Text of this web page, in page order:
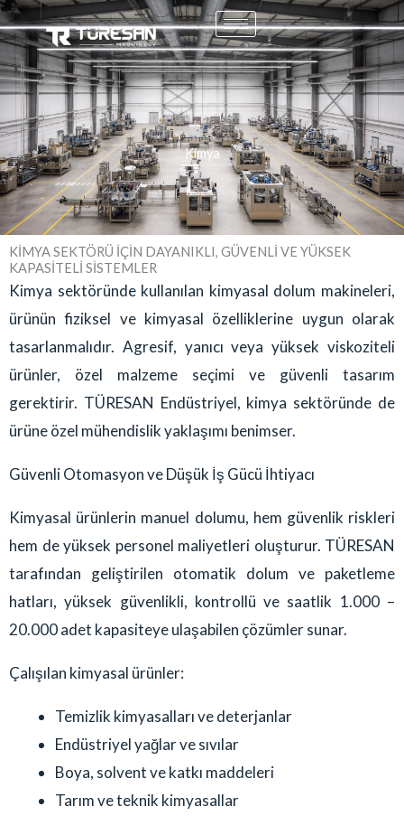
İçeriğe
atla
Kimya
KİMYA SEKTÖRÜ İÇİN DAYANIKLI, GÜVENLİ VE YÜKSEK
KAPASİTELİ SİSTEMLER
Kimya sektöründe kullanılan kimyasal dolum makineleri,
ürünün fiziksel ve kimyasal özelliklerine uygun olarak
tasarlanmalıdır. Agresif, yanıcı veya yüksek viskoziteli
ürünler, özel malzeme seçimi ve güvenli tasarım
gerektirir. TÜRESAN Endüstriyel, kimya sektöründe de
ürüne özel mühendislik yaklaşımı benimser.
Güvenli Otomasyon ve Düşük İş Gücü İhtiyacı
Kimyasal ürünlerin manuel dolumu, hem güvenlik riskleri
hem de yüksek personel maliyetleri oluşturur. TÜRESAN
tarafından geliştirilen otomatik dolum ve paketleme
hatları, yüksek güvenlikli, kontrollü ve saatlik 1.000 –
20.000 adet kapasiteye ulaşabilen çözümler sunar.
Çalışılan kimyasal ürünler:
Temizlik kimyasalları ve deterjanlar
Endüstriyel yağlar ve sıvılar
Boya, solvent ve katkı maddeleri
Tarım ve teknik kimyasallar